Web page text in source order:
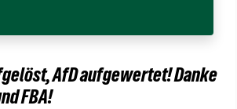
AfD aufgewertet! Danke
FBA!